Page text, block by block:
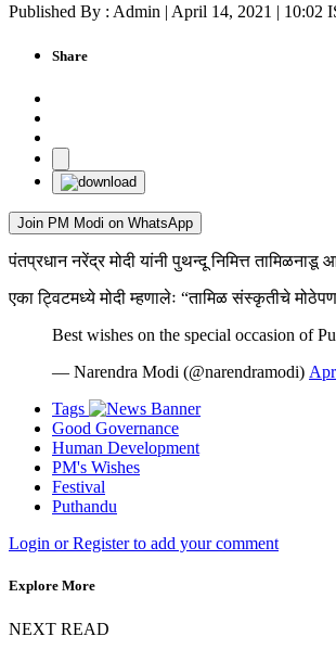
Published By : Admin | April 14, 2021 | 10:02
Share
Join PM Modi on WhatsApp
पंतप्रधान नरेंद्र मोदी यांनी पुथन्दू निमित्त
एका ट्विटमध्ये मोदी म्हणालेः “तामिळ संस्कृतीचे
Best wishes on the special occasion of
— Narendra Modi (@narendramodi)
Tags
Good Governance
Human Development
PM's Wishes
Festival
Puthandu
Login or Register to add your comment
Explore More
NEXT READ